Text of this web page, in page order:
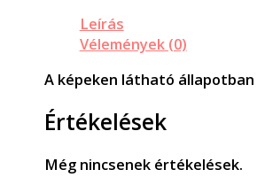
Leírás
Vélemények (0)
A képeken látható állapotban
Értékelések
Még nincsenek értékelések.